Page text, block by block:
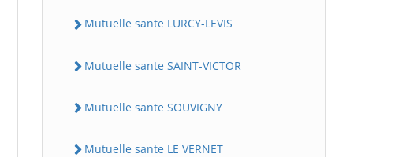
Mutuelle sante LURCY-LEVIS
Mutuelle sante SAINT-VICTOR
Mutuelle sante SOUVIGNY
Mutuelle sante LE VERNET